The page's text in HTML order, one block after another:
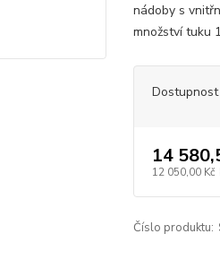
nádoby s
množství tuku
Dostupnost
14
12 050,00 Kč
Číslo produktu: